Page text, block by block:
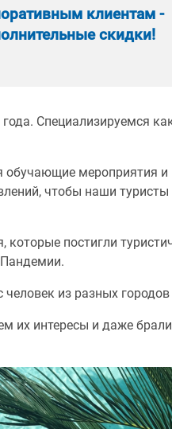
клиентам -
скидки!
Специализируемся
обучающие мероприятия и
чтобы наши
постигли
Пандемии.
из разных городов
их интересы и даже